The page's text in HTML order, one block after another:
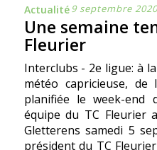
Actualité9 septembre 2020
Une semaine
Fleurier
Interclubs - 2e ligue: à
météo capricieuse,
planifiée le week-end
équipe du TC Fleurier
Gletterens samedi 5
président du TC